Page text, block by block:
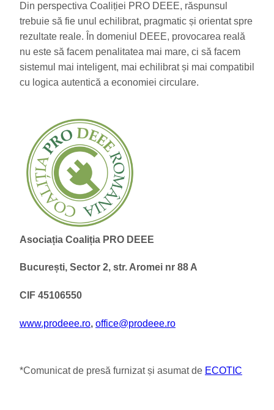
Din perspectiva Coaliției PRO DEEE, răspunsul
trebuie să fie unul echilibrat, pragmatic și orientat spre
rezultate reale. În domeniul DEEE, provocarea reală
nu este să facem penalitatea mai mare, ci să facem
sistemul mai inteligent, mai echilibrat și mai compatibil
cu logica autentică a economiei circulare.
Asociația Coaliția PRO DEEE
București, Sector 2, str. Aromei nr 88 A
CIF 45106550
www.prodeee.ro, office@prodeee.ro
*Comunicat de presă furnizat și asumat de ECOTIC